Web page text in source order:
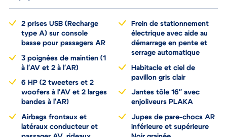
2 prises USB (Recharge
type A) sur console
basse pour passagers AR
3 poignées de maintien (1
à l'AV et 2 à l'AR)
6 HP (2 tweeters et 2
woofers à l'AV et 2 larges
bandes à l'AR)
Airbags frontaux et
latéraux conducteur et
Frein de stationnement
électrique avec aide au
démarrage en pente et
serrage automatique
Habitacle et ciel de
pavillon gris clair
Jantes tôle 16'' avec
enjoliveurs PLAKA
Jupes de pare-chocs AR
inférieure et supérieure